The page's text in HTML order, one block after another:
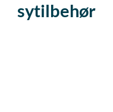
sytilbehør